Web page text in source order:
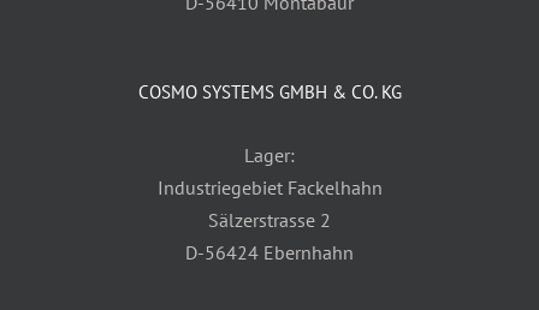
COSMO SYSTEMS GMBH & CO. KG
Lager:
Industriegebiet Fackelhahn
Sälzerstrasse 2
D-56424 Ebernhahn